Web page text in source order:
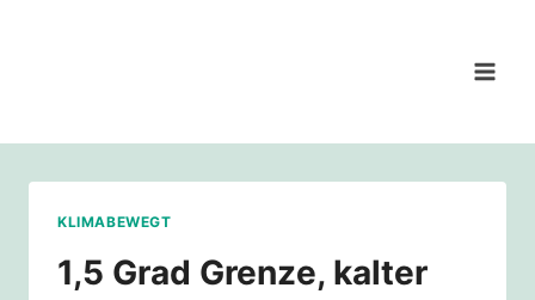
KLIMABEWEGT
1,5 Grad Grenze, kalter